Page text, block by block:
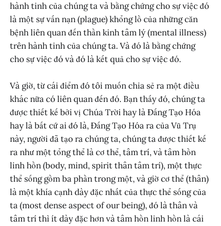
hành tinh của chúng ta và bằng chứng cho sự việc đó
là một sự vấn nạn (plague) khổng lồ của những căn
bệnh liên quan đến thần kinh tâm lý (mental illness)
trên hành tinh của chúng ta. Và đó là bằng chứng
cho sự việc đó và đó là kết quả cho sự việc đó.
Và giờ, từ cái điểm đó tôi muốn chia sẻ ra một điều
khác nữa có liên quan đến đó. Bạn thấy đó, chúng ta
được thiết kế bởi vị Chúa Trời hay là Đấng Tạo Hóa
hay là bất cứ ai đó là, Đấng Tạo Hóa ra của Vũ Trụ
này, người đã tạo ra chúng ta, chúng ta được thiết kế
ra như một tổng thể là cơ thể, tâm trí, và tâm hồn
linh hồn (body, mind, spirit thân tâm trí), một thực
thể sống gồm ba phần trong một, và giờ cơ thể (thân)
là một khía cạnh dày đặc nhất của thực thể sống của
ta (most dense aspect of our being), đó là thân và
tâm trí thì ít dày đặc hơn và tâm hồn linh hồn là cái